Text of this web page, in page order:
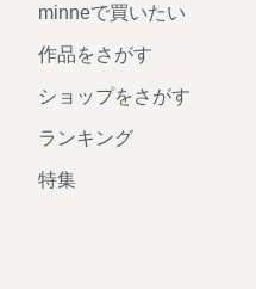
minneで買いたい
作品をさがす
ショップをさがす
ランキング
特集